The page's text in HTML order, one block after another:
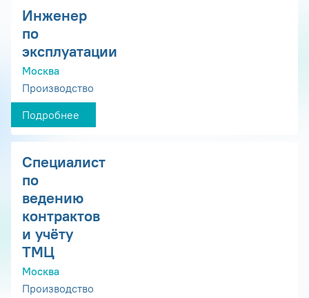
Инженер
по
эксплуатации
Москва
Производство
Подробнее
Специалист
по
ведению
контрактов
и учёту
ТМЦ
Москва
Производство